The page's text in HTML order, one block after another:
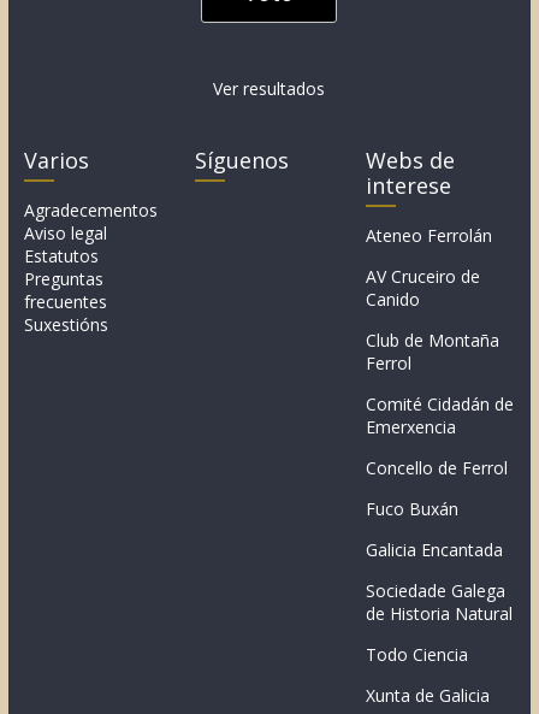
Ver resultados
Varios
Agradecementos
Aviso legal
Estatutos
Preguntas
frecuentes
Suxestións
Síguenos
Webs de
interese
Ateneo Ferrolán
AV Cruceiro de
Canido
Club de Montaña
Ferrol
Comité Cidadán de
Emerxencia
Concello de Ferrol
Fuco Buxán
Galicia Encantada
Sociedade Galega
de Historia Natural
Todo Ciencia
Xunta de Galicia